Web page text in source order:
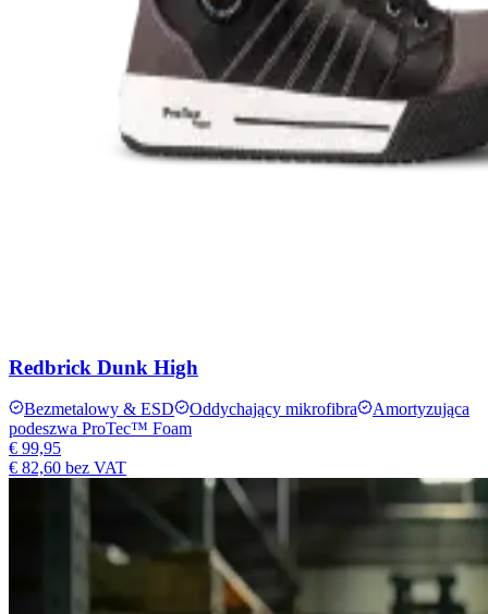
Redbrick Dunk High
Bezmetalowy & ESD Oddychający mikrofibra
Amortyzująca
podeszwa ProTec™ Foam
€ 99,95
€ 82,60 bez VAT